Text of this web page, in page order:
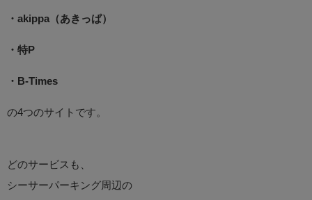
・akippa（あきっぱ）
・特P
・B-Times
の4つのサイトです。
どのサービスも、
シーサーパーキング周辺の